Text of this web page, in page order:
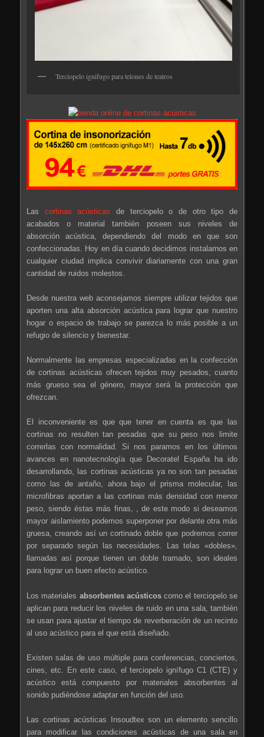
Terciopelo ignifugo para telones de teatros
Las cortinas acústicas de terciopelo o de otro tipo de
acabados o material también poseen sus niveles de
absorción acústica, dependiendo del modo en que son
confeccionadas. Hoy en día cuando decidimos instalarnos en
cualquier ciudad implica convivir diariamente con una gran
cantidad de ruidos molestos.
Desde nuestra web aconsejamos siempre utilizar tejidos que
aporten una alta absorción acústica para lograr que nuestro
hogar o espacio de trabajo se parezca lo más posible a un
refugio de silencio y bienestar.
Normalmente las empresas especializadas en la confección
de cortinas acústicas ofrecen tejidos muy pesados, cuanto
más grueso sea el género, mayor será la protección que
ofrezcan.
El inconveniente es que que tener en cuenta es que las
cortinas no resulten tan pesadas que su peso nos limite
correrlas con normalidad. Si nos paramos en los últimos
avances en nanotecnología que Decoratel España ha ido
desarrollando, las cortinas acústicas ya no son tan pesadas
como las de antaño, ahora bajo el prisma molecular, las
microfibras aportan a las cortinas más densidad con menor
peso, siendo éstas más finas, , de este modo si deseamos
mayor aislamiento podemos superponer por delante otra más
gruesa, creando así un cortinado doble que podremos correr
por separado según las necesidades. Las telas «dobles»,
llamadas así porque tienen un doble tramado, son ideales
para lograr un buen efecto acústico.
Los materiales absorbentes acústicoscomo el terciopelo se
aplican para reducir los niveles de ruido en una sala, también
se usan para ajustar el tiempo de reverberación de un recinto
al uso acústico para el que está diseñado.
Existen salas de uso múltiple para conferencias, conciertos,
cines, etc. En este caso, el terciopelo ignífugo C1 (CTE) y
acústico está compuesto por materiales absorbentes al
sonido pudiéndose adaptar en función del uso.
Las cortinas acústicas Insoudtex son un elemento sencillo
para modificar las condiciones acústicas de una sala en